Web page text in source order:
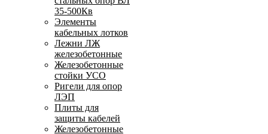
35-500Кв
Элементы
кабельных лотков
Лежни ЛЖ
железобетонные
Железобетонные
стойки УСО
Ригели для опор
ЛЭП
Плиты для
защиты кабелей
Железобетонные